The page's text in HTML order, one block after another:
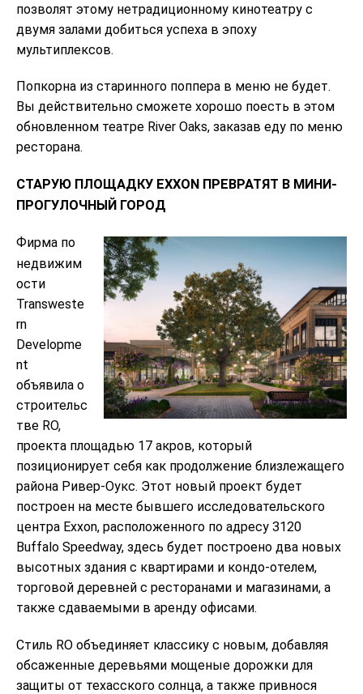
позволят этому нетрадиционному кинотеатру с
двумя залами добиться успеха в эпоху
мультиплексов.
Попкорна из старинного поппера в меню не будет.
Вы действительно сможете хорошо поесть в этом
обновленном театре River Oaks, заказав еду по меню
ресторана.
СТАРУЮ ПЛОЩАДКУ EXXON ПРЕВРАТЯТ В МИНИ-
ПРОГУЛОЧНЫЙ ГОРОД
Фирма по
недвижим
ости
Transweste
rn
Developme
nt
объявила о
строительс
тве RO,
проекта площадью 17 акров, который
позиционирует себя как продолжение близлежащего
района Ривер-Оукс. Этот новый проект будет
построен на месте бывшего исследовательского
центра Exxon, расположенного по адресу 3120
Buffalo Speedway, здесь будет построено два новых
высотных здания с квартирами и кондо-отелем,
торговой деревней с ресторанами и магазинами, а
также сдаваемыми в аренду офисами.
Стиль RO объединяет классику с новым, добавляя
обсаженные деревьями мощеные дорожки для
защиты от техасского солнца, а также привнося